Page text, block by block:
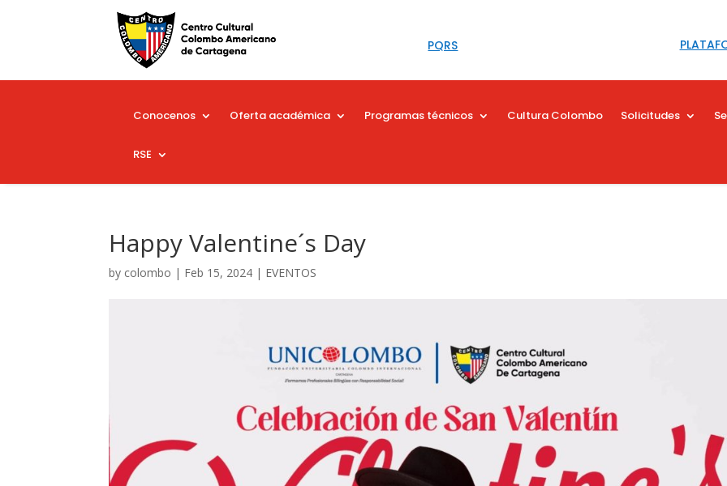
PQRS
Conocenos Oferta académica Programas técnicos Cultura Colombo Solicitudes
RSE
Happy Valentine´s Day
by colombo | Feb 15, 2024 | EVENTOS